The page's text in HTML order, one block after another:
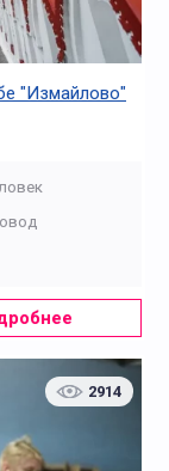
"Измайлово"
2914